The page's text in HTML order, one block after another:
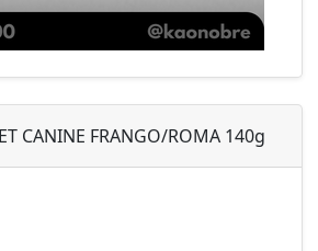
CANINE FRANGO/ROMA 140g